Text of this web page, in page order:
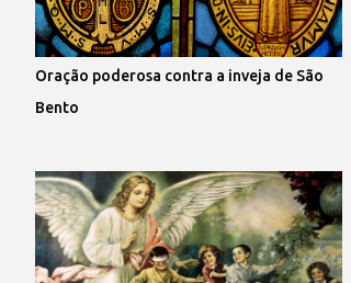
Oração poderosa contra a inveja de São
Bento